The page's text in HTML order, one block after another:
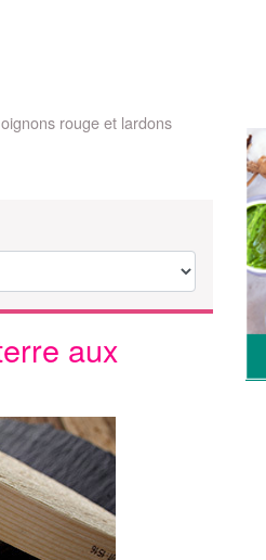
rouge et lardons
aux